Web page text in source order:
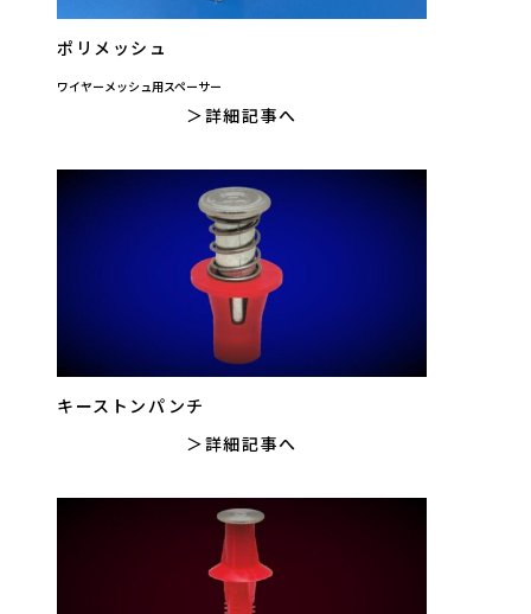
ポリメッシュ
ワイヤーメッシュ用スペーサー
詳細記事へ
キーストンパンチ
詳細記事へ